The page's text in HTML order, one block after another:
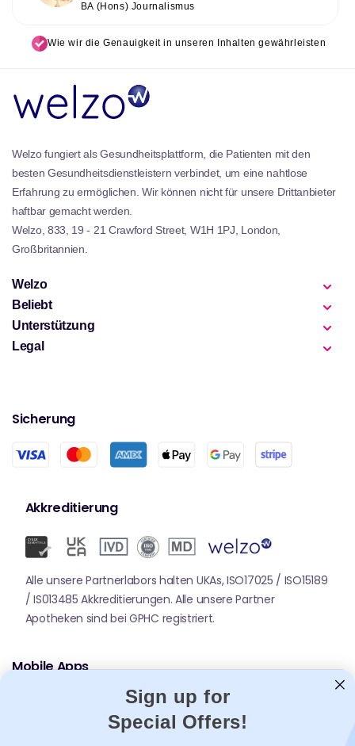
BA (Hons) Journalismus
Wie wir die Genauigkeit in unseren Inhalten gewährleisten
Welzo fungiert als Gesundheitsplattform, die Patienten mit den
besten Gesundheitsdienstleistern verbindet, um eine nahtlose
Erfahrung zu ermöglichen. Wir können nicht für unsere Drittanbieter
haftbar gemacht werden.
Welzo, 833, 19 - 21 Crawford Street, W1H 1PJ, London,
Großbritannien.
Welzo
Beliebt
Unterstützung
Legal
Sicherung
Akkreditierung
Alle unsere Partnerlabors halten UKAs, ISO17025 / ISO15189
/ IS013485 Akkreditierungen. Alle unsere Partner
Apotheken sind bei GPHC registriert.
Mobile Apps
Sign up for
Special Offers!